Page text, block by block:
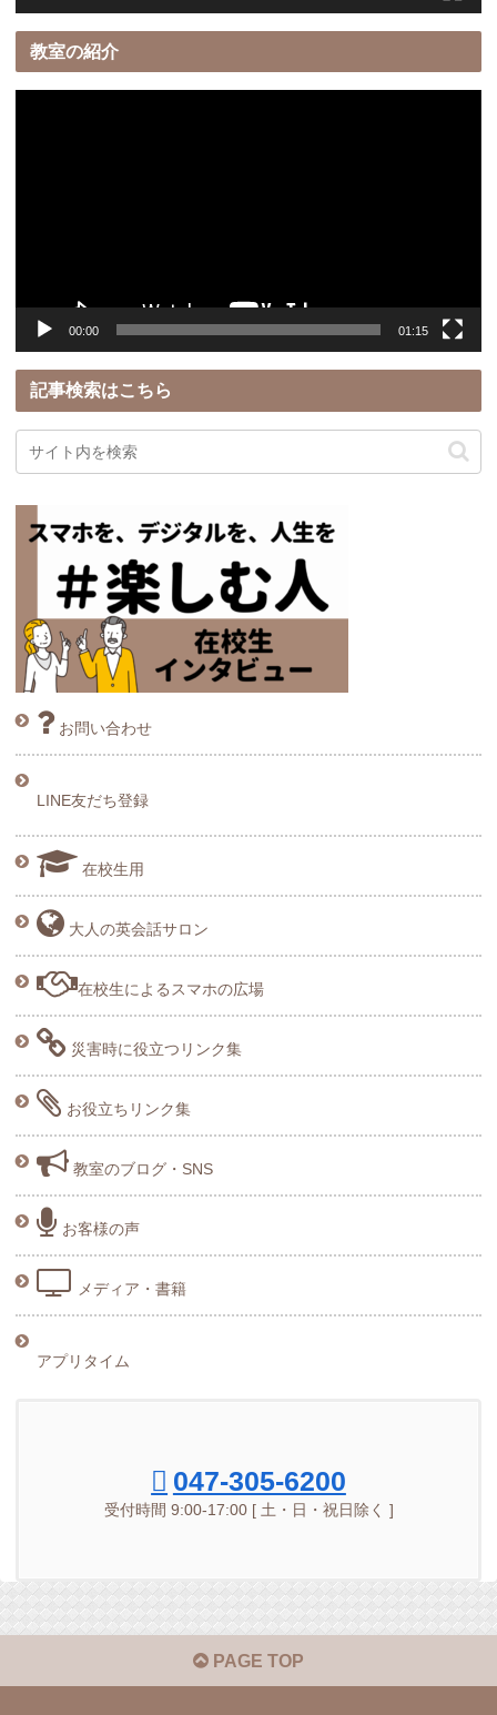
教室の紹介
00:00 01:15
記事検索はこちら
お問い合わせ
LINE友だち登録
在校生用
大人の英会話サロン
在校生によるスマホの広場
災害時に役立つリンク集
お役立ちリンク集
教室のブログ・SNS
お客様の声
メディア・書籍
アプリタイム
047-305-6200
受付時間 9:00-17:00 [ 土・日・祝日除く ]
PAGE TOP